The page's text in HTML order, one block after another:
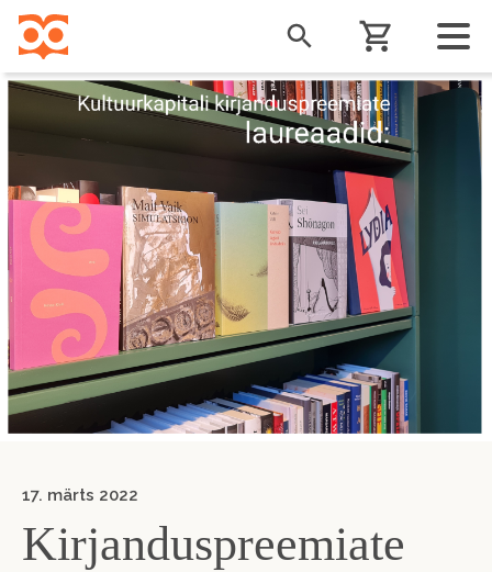
Liigu
edasi
põhisisu
juurde
17. märts 2022
Kirjanduspreemiate